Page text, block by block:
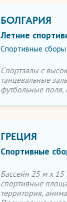
БОЛГАРИЯ
Летние
Спортивные
Спортзалы с
танцевальные
футбольные поля,
ГРЕЦИЯ
Спортивные
Бассейн 25 м х
спортивные
территория,